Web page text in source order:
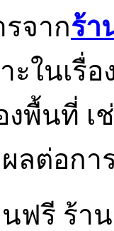
จากร้า
ะในเรื่
พื้นที่ เ
ลต่อก
ฟรี ร้า